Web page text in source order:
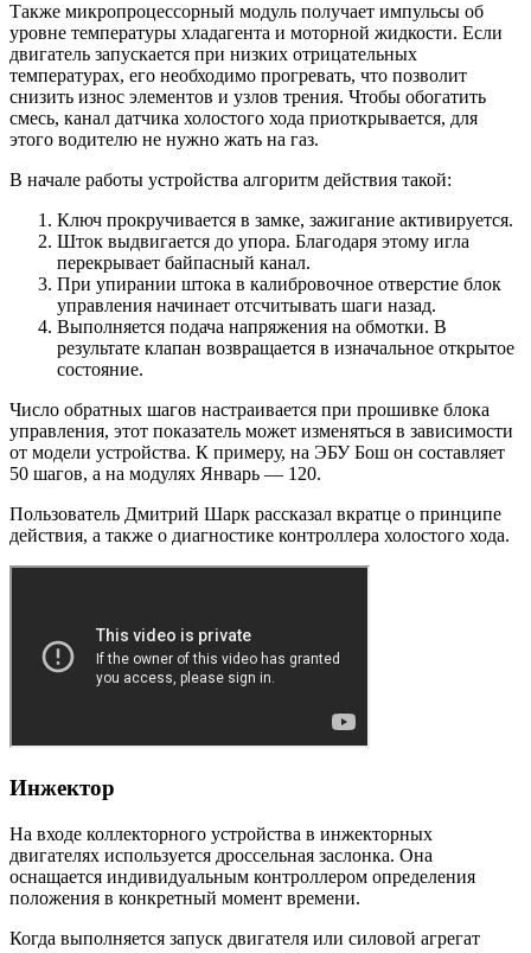
Также микропроцессорный модуль получает импульсы об
уровне температуры хладагента и моторной жидкости. Если
двигатель запускается при низких отрицательных
температурах, его необходимо прогревать, что позволит
снизить износ элементов и узлов трения. Чтобы обогатить
смесь, канал датчика холостого хода приоткрывается, для
этого водителю не нужно жать на газ.
В начале работы устройства алгоритм действия такой:
Ключ прокручивается в замке, зажигание активируется.
Шток выдвигается до упора. Благодаря этому игла
перекрывает байпасный канал.
При упирании штока в калибровочное отверстие блок
управления начинает отсчитывать шаги назад.
Выполняется подача напряжения на обмотки. В
результате клапан возвращается в изначальное открытое
состояние.
Число обратных шагов настраивается при прошивке блока
управления, этот показатель может изменяться в зависимости
от модели устройства. К примеру, на ЭБУ Бош он составляет
50 шагов, а на модулях Январь — 120.
Пользователь Дмитрий Шарк рассказал вкратце о принципе
действия, а также о диагностике контроллера холостого хода.
Инжектор
На входе коллекторного устройства в инжекторных
двигателях используется дроссельная заслонка. Она
оснащается индивидуальным контроллером определения
положения в конкретный момент времени.
Когда выполняется запуск двигателя или силовой агрегат